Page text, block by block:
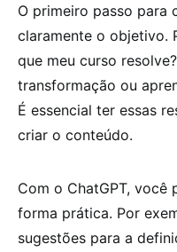
O primeiro passo para
claramente o objetivo.
que meu curso
transformação ou
É essencial ter essas
criar o conteúdo.
Com o ChatGPT, você
forma prática. Por
sugestões para a